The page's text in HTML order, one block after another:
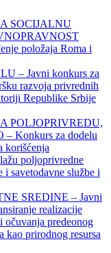
SOCIJALNU
položaja Roma i
– Javni konkurs za
razvoja privrednih
Republike Srbije
POLJOPRIVREDU,
Konkurs za dodelu
korišćenja
poljoprivredne
i savetodavne službe i
SREDINE – Javni
realizacije
očuvanja predeonog
kao prirodnog resursa